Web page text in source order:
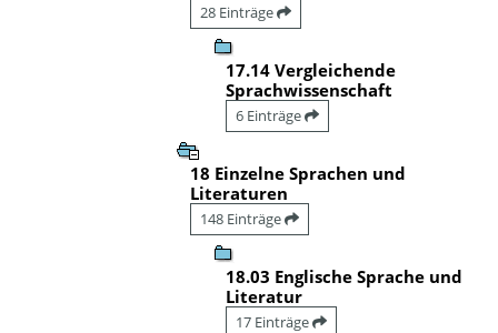
28 Einträge
17.14 Vergleichende
Sprachwissenschaft
6 Einträge
18 Einzelne Sprachen und
Literaturen
148 Einträge
18.03 Englische Sprache und
Literatur
17 Einträge